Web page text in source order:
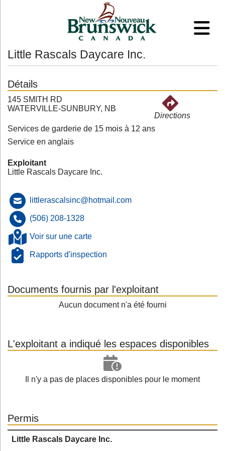
Little Rascals Daycare Inc.
Détails
145 SMITH RD
WATERVILLE-SUNBURY, NB
Directions
Services de garderie de 15 mois à 12 ans
Service en anglais
Exploitant
Little Rascals Daycare Inc.
littlerascalsinc@hotmail.com
(506) 208-1328
Voir sur une carte
Rapports d'inspection
Documents fournis par l'exploitant
Aucun document n'a été fourni
L'exploitant a indiqué les espaces disponibles
Il n'y a pas de places disponibles pour le moment
Permis
Little Rascals Daycare Inc.